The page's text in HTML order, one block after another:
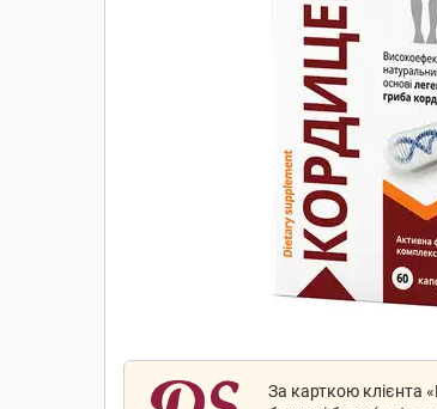
За карткою клієнта